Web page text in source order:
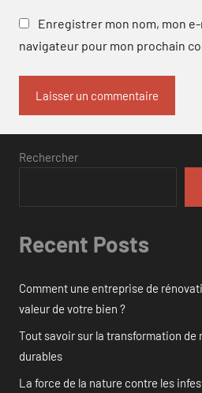
Enregistrer mon nom, mon
navigateur pour mon prochain
Rechercher
Recent Posts
Comment une entreprise de
valeur de votre bien ?
Tout savoir sur la transformation de
durables
La force de la nature contre les